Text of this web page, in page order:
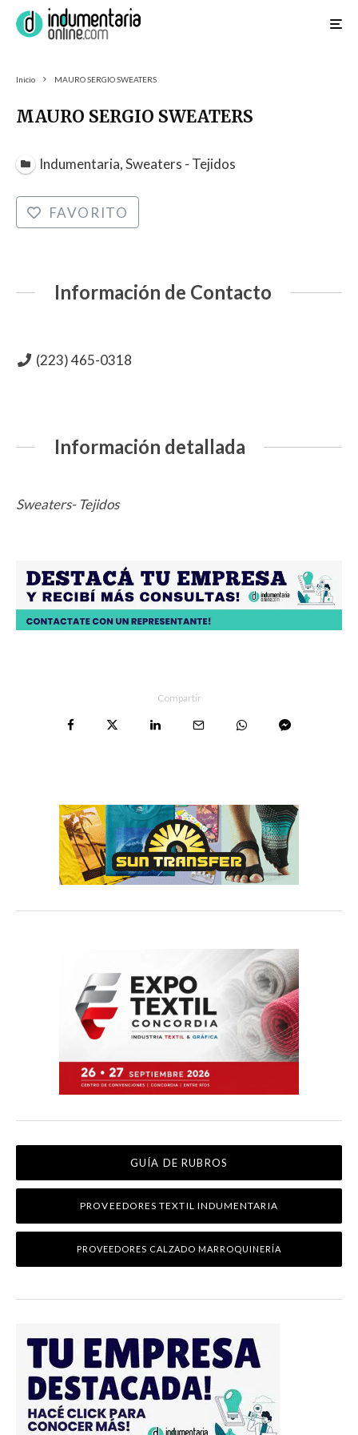
Inicio MAURO SERGIO SWEATERS
MAURO SERGIO SWEATERS
Indumentaria, Sweaters - Tejidos
FAVORITO
Información de Contacto
(223) 465-0318
Información detallada
Sweaters- Tejidos
Compartir
GUÍA DE RUBROS
PROVEEDORES TEXTIL INDUMENTARIA
PROVEEDORES CALZADO MARROQUINERÍA